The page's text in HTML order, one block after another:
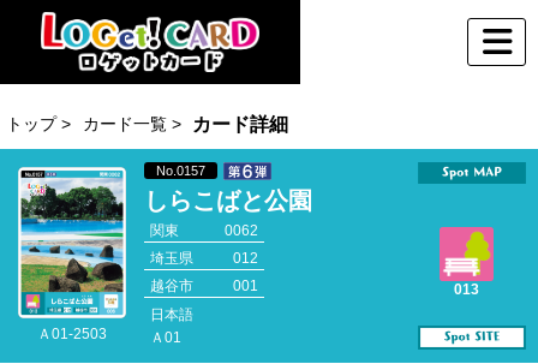
トップ > カード一覧 > カード詳細
Ａ01-2503
No.0157
しらこばと公園
関東
0062
埼玉県
012
越谷市
001
013
日本語
Ａ01